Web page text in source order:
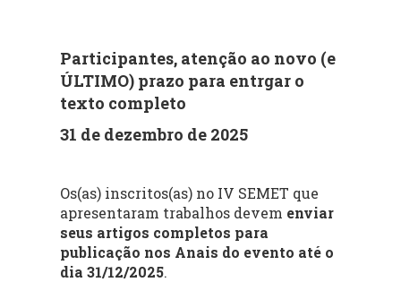
Participantes, atenção ao novo (e
ÚLTIMO) prazo para entrgar o
texto completo
31 de dezembro de 2025
Os(as) inscritos(as) no IV SEMET que
apresentaram trabalhos devem enviar
seus artigos completos para
publicação nos Anais do evento até o
dia 31/12/2025.